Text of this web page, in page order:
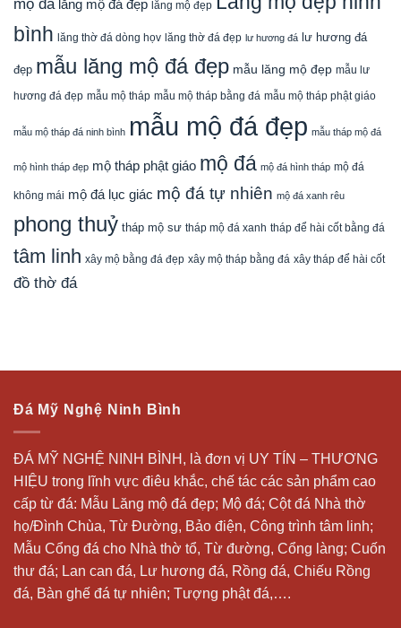
mộ đá lăng mộ đá đẹp lăng mộ đẹp
bình lăng thờ đá dòng họv lăng thờ đá đẹp lư hương đá lư hương đá
đẹp mẫu lăng mộ đá đẹp mẫu lăng mộ đẹp mẫu lư
hương đá đẹp mẫu mộ tháp mẫu mộ tháp bằng đá mẫu mộ tháp phật giáo
mẫu mộ tháp đá ninh bình mẫu mộ đá đẹp mẫu tháp mộ đá
mộ hình tháp đẹp mộ tháp phật giáo mộ đá mộ đá hình tháp mộ đá
không mái mộ đá lục giác mộ đá tự nhiên mộ đá xanh rêu
phong thuỷ tháp mộ sư tháp mộ đá xanh tháp để hài cốt bằng đá
tâm linh xây mộ bằng đá đẹp xây mộ tháp bằng đá xây tháp để hài cốt
đồ thờ đá
Đá Mỹ Nghệ Ninh Bình
ĐÁ MỸ NGHỆ NINH BÌNH, là đơn vị UY TÍN – THƯƠNG
HIỆU trong lĩnh vực điêu khắc, chế tác các sản phẩm cao
cấp từ đá: Mẫu Lăng mộ đá đẹp; Mộ đá; Cột đá Nhà thờ
họ/Đình Chùa, Từ Đường, Bảo điện, Công trình tâm linh;
Mẫu Cổng đá cho Nhà thờ tổ, Từ đường, Cổng làng; Cuốn
thư đá; Lan can đá, Lư hương đá, Rồng đá, Chiếu Rồng
đá, Bàn ghế đá tự nhiên; Tượng phật đá,….